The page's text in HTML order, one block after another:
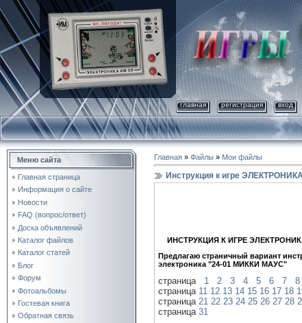
главная регистрация вход
Меню сайта
Главная страница
Информация о сайте
Новости
FAQ (вопрос/ответ)
Доска объявлений
Каталог файлов
Каталог статей
Блог
Форум
Фотоальбомы
Гостевая книга
Обратная связь
Главная » Файлы » Мои файлы
Инструкция к игре
ИНСТРУКЦИЯ К ИГРЕ
Предлагаю страничный вариант
электроника "24-01 МИККИ МАУС"
страница 1 2 3 4 5 6 7 8
страница 11 12 13 14 15 16 17 18
страница 21 22 23 24 25 26 27 28
страница 31